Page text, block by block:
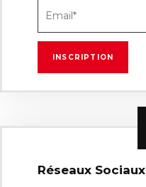
Réseaux Sociaux